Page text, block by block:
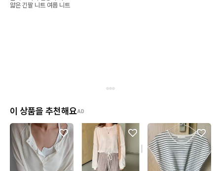
얇은 긴팔 니트 여름 니트
이 상품을 추천해요AD